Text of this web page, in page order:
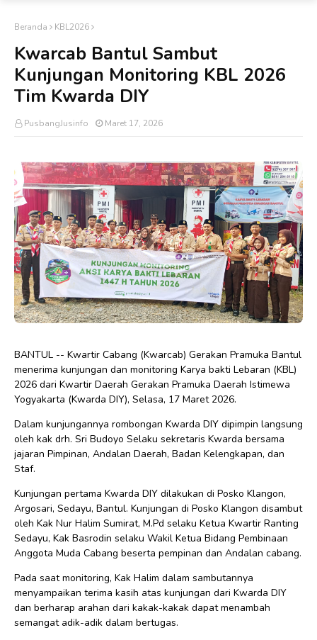
Beranda KBL2026
Kwarcab Bantul Sambut
Kunjungan Monitoring KBL 2026
Tim Kwarda DIY
PusbangJusinfo Maret 17, 2026
BANTUL -- Kwartir Cabang (Kwarcab) Gerakan Pramuka Bantul
menerima kunjungan dan monitoring Karya bakti Lebaran (KBL)
2026 dari Kwartir Daerah Gerakan Pramuka Daerah Istimewa
Yogyakarta (Kwarda DIY), Selasa, 17 Maret 2026.
Dalam kunjungannya rombongan Kwarda DIY dipimpin langsung
oleh kak drh. Sri Budoyo Selaku sekretaris Kwarda bersama
jajaran Pimpinan, Andalan Daerah, Badan Kelengkapan, dan
Staf.
Kunjungan pertama Kwarda DIY dilakukan di Posko Klangon,
Argosari, Sedayu, Bantul. Kunjungan di Posko Klangon disambut
oleh Kak Nur Halim Sumirat, M.Pd selaku Ketua Kwartir Ranting
Sedayu, Kak Basrodin selaku Wakil Ketua Bidang Pembinaan
Anggota Muda Cabang beserta pempinan dan Andalan cabang.
Pada saat monitoring, Kak Halim dalam sambutannya
menyampaikan terima kasih atas kunjungan dari Kwarda DIY
dan berharap arahan dari kakak-kakak dapat menambah
semangat adik-adik dalam bertugas.